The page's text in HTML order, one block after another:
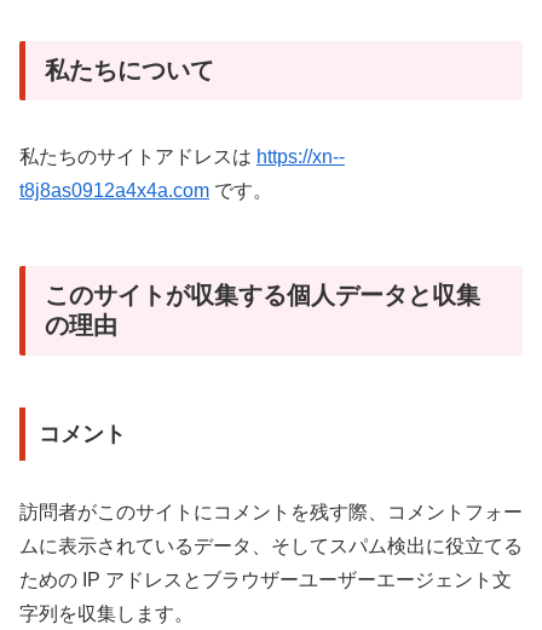
私たちについて
私たちのサイトアドレスは https://xn--
t8j8as0912a4x4a.com です。
このサイトが収集する個人データと収集
の理由
コメント
訪問者がこのサイトにコメントを残す際、コメントフォー
ムに表示されているデータ、そしてスパム検出に役立てる
ための IP アドレスとブラウザーユーザーエージェント文
字列を収集します。